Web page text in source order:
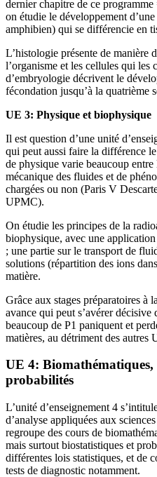
dernier chapitre de ce
on étudie le développement
amphibien) qui se différencie en
L’histologie présente de manière
l’organisme et les cellules qui les
d’embryologie décrivent le
fécondation jusqu’à la quatrième
UE 3: Physique et biophysique
Il est question d’une unité
qui peut aussi faire la différence
de physique varie beaucoup
mécanique des fluides et de
chargées ou non (Paris V
UPMC).
On étudie les principes de la
biophysique, avec une
; une partie sur le transport de
solutions (répartition des ions
matière.
Grâce aux stages préparatoires à
avance qui peut s’avérer
beaucoup de P1 paniquent et
matières, au détriment des autres
UE 4: Biomathématiques,
probabilités
L’unité d’enseignement 4
d’analyse appliquées aux
regroupe des cours de
mais surtout biostatistiques et
différentes lois statistiques, et de
tests de diagnostic notamment.